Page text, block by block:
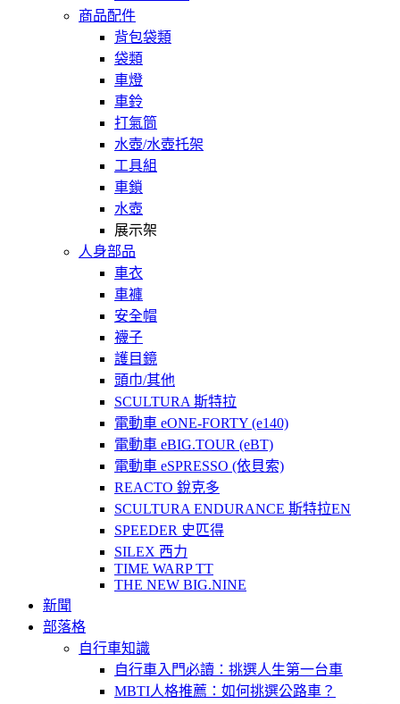
商品配件
背包袋類
袋類
車燈
車鈴
打氣筒
水壺/水壺托架
工具組
車鎖
水壺
展示架
人身部品
車衣
車褲
安全帽
襪子
護目鏡
頭巾/其他
SCULTURA 斯特拉
電動車 eONE-FORTY (e140)
電動車 eBIG.TOUR (eBT)
電動車 eSPRESSO (依貝索)
REACTO 銳克多
SCULTURA ENDURANCE 斯特拉EN
SPEEDER 史匹得
SILEX 西力
TIME WARP TT
THE NEW BIG.NINE
新聞
部落格
自行車知識
自行車入門必讀：挑選人生第一台車
MBTI人格推薦：如何挑選公路車？